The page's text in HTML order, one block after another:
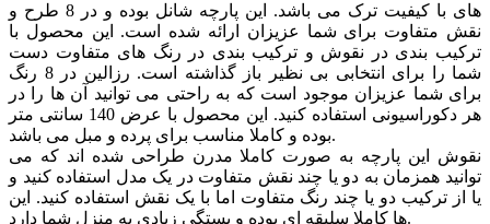
های با کیفیت ترک می باشد. این پارچه شانل بوده و در 8 طرح و
نقش متفاوت برای شما عزیزان ارائه شده است. این محصول با
ترکیب بندی در نقوش و ترکیب بندی در رنگ های متفاوت دست
شما را برای انتخابی بی نظیر باز گذاشته است. رزالین در 8 رنگ
برای شما عزیزان موجود است که به راحتی می توانید آن ها را در
هر دکوراسیونی استفاده کنید. این محصول با عرض 140 سانتی متر
بوده و کاملا مناسب برای پرده و مبل می باشد.
نقوش این پارچه به صورت کاملا مدرن طراحی شده اند که می
توانید همزمان به دو یا چند نقش متفاوت در یک مدل استفاده کنید و
یا از ترکیب دو یا چند رنگ متفاوت اما با یک نقش استفاده کنید. این
ها کاملا سلیقه ای بوده و بستگی زیادی به منزل شما دارد.